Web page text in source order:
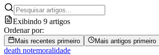
Exibindo 9 artigos
Ordenar por:
Mais recentes primeiro Mais antigos primeiro
death notemoralidade